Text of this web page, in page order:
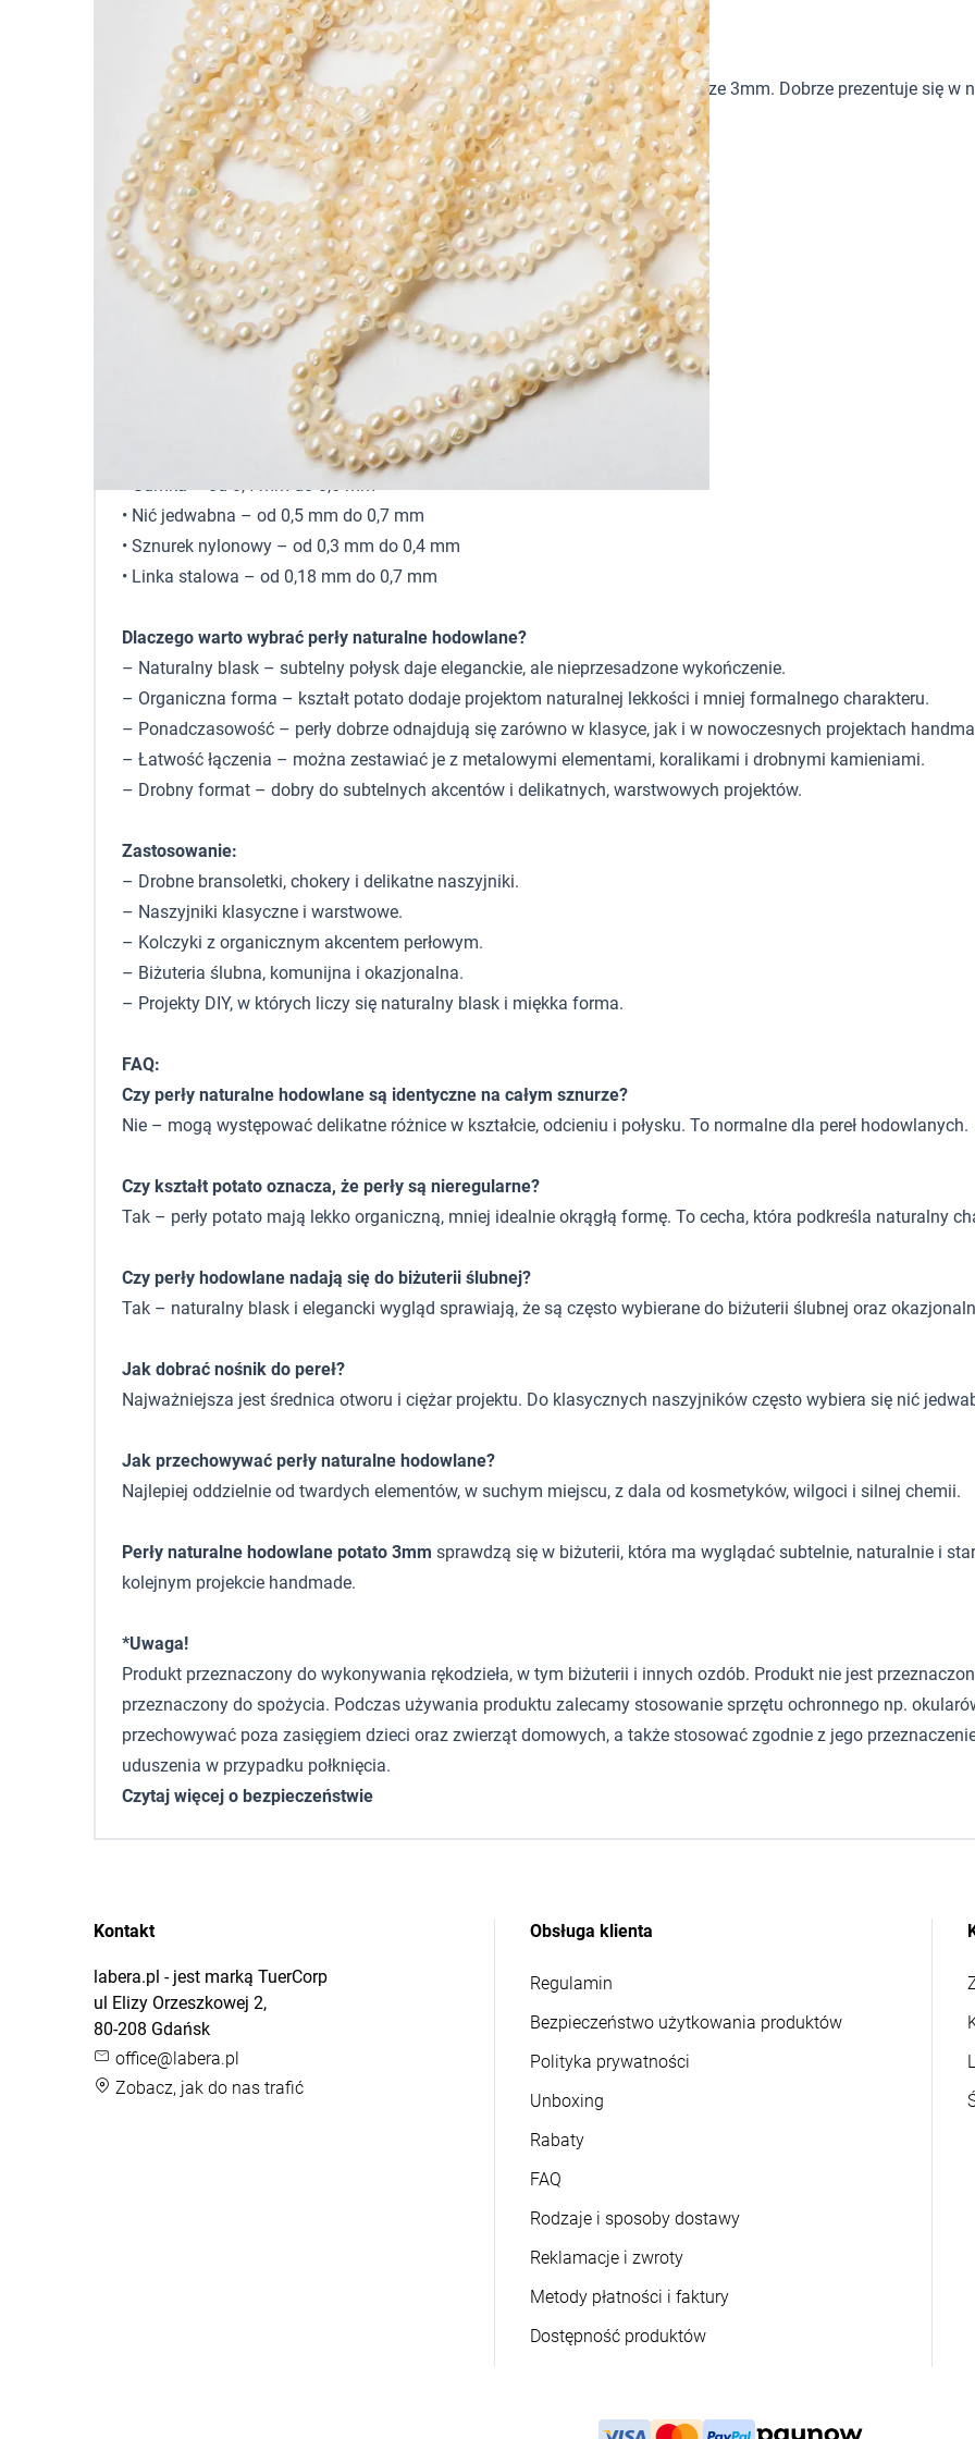
Perły naturalne hodowlane potato 3mm
Naturalny połysk i lekko organiczna forma wyróżniają ten element w rozmiarze 3mm. Dobrze prezentuje się
eleganckich projektach handmade.
Charakterystyka:
Rodzaj:Perła naturalna hodowlana
Materiał:
perła hodowlana
Kolor:biały
Kształt:potato
Rozmiar:3mm
Faktura / wykończenie:naturalna, lekko nieregularna
organiczny kształt i naturalne różnice powierzchni
Rekomendowane grubości nośników:
• Gumka – od 0,4 mm do 0,6 mm
• Nić jedwabna – od 0,5 mm do 0,7 mm
• Sznurek nylonowy – od 0,3 mm do 0,4 mm
• Linka stalowa – od 0,18 mm do 0,7 mm
Dlaczego warto wybrać perły naturalne hodowlane?
– Naturalny blask – subtelny połysk daje eleganckie, ale nieprzesadzone wykończenie.
– Organiczna forma – kształt potato dodaje projektom naturalnej lekkości i mniej formalnego charakteru.
– Ponadczasowość – perły dobrze odnajdują się zarówno w klasyce, jak i w nowoczesnych projektach
– Łatwość łączenia – można zestawiać je z metalowymi elementami, koralikami i drobnymi kamieniami.
– Drobny format – dobry do subtelnych akcentów i delikatnych, warstwowych projektów.
Zastosowanie:
– Drobne bransoletki, chokery i delikatne naszyjniki.
– Naszyjniki klasyczne i warstwowe.
– Kolczyki z organicznym akcentem perłowym.
– Biżuteria ślubna, komunijna i okazjonalna.
– Projekty DIY, w których liczy się naturalny blask i miękka forma.
FAQ:
Czy perły naturalne hodowlane są identyczne na całym sznurze?
Nie – mogą występować delikatne różnice w kształcie, odcieniu i połysku. To normalne dla pereł hodowlanych.
Czy kształt potato oznacza, że perły są nieregularne?
Tak – perły potato mają lekko organiczną, mniej idealnie okrągłą formę. To cecha, która podkreśla naturalny
Czy perły hodowlane nadają się do biżuterii ślubnej?
Tak – naturalny blask i elegancki wygląd sprawiają, że są często wybierane do biżuterii ślubnej oraz
Jak dobrać nośnik do pereł?
Najważniejsza jest średnica otworu i ciężar projektu. Do klasycznych naszyjników często wybiera się nić
Jak przechowywać perły naturalne hodowlane?
Najlepiej oddzielnie od twardych elementów, w suchym miejscu, z dala od kosmetyków, wilgoci i silnej chemii.
Perły naturalne hodowlane potato 3mm sprawdzą się w biżuterii, która ma wyglądać subtelnie, naturalnie i
kolejnym projekcie handmade.
*Uwaga!
Produkt przeznaczony do wykonywania rękodzieła, w tym biżuterii i innych ozdób. Produkt nie jest
przeznaczony do spożycia. Podczas używania produktu zalecamy stosowanie sprzętu ochronnego np.
przechowywać poza zasięgiem dzieci oraz zwierząt domowych, a także stosować zgodnie z jego
uduszenia w przypadku połknięcia.
Czytaj więcej o bezpieczeństwie
Kontakt
labera.pl - jest marką TuerCorp
ul Elizy Orzeszkowej 2,
80-208 Gdańsk
office@labera.pl
Zobacz, jak do nas trafić
Obsługa klienta
Regulamin
Bezpieczeństwo użytkowania produktów
Polityka prywatności
Unboxing
Rabaty
FAQ
Rodzaje i sposoby dostawy
Reklamacje i zwroty
Metody płatności i faktury
Dostępność produktów